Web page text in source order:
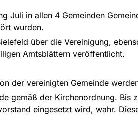
Juli in allen 4 Gemeinden
wurden.
über die Vereinigung,
Amtsblättern veröffentlicht.
der vereinigten Gemeinde
gemäß der Kirchenordnung. Bis
eingesetzt wird, wahr.